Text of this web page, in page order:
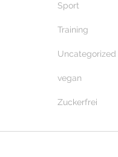
Sport
Training
Uncategorized
vegan
Zuckerfrei